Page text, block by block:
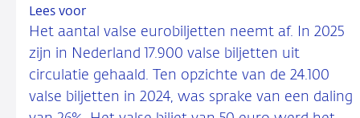
Lees voor
Het aantal valse eurobiljetten neemt af. In 2025
zijn in Nederland 17.900 valse biljetten uit
circulatie gehaald. Ten opzichte van de 24.100
valse biljetten in 2024, was sprake van een daling